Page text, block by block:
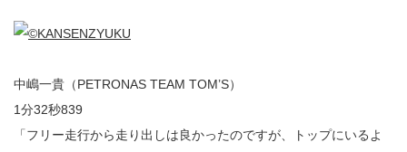
中嶋一貴（PETRONAS TEAM TOM’S）
1分32秒839
「フリー走行から走り出しは良かったのですが、トップにいるよ